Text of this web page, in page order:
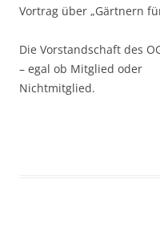
Vortrag über „Gärtnern
Die Vorstandschaft des
– egal ob Mitglied oder
Nichtmitglied.